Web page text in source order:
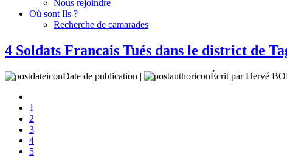
Nous rejoindre
Où sont Ils ?
Recherche de camarades
4 Soldats Francais Tués dans le district de
Date de publication | Écrit par Hervé
1
2
3
4
5